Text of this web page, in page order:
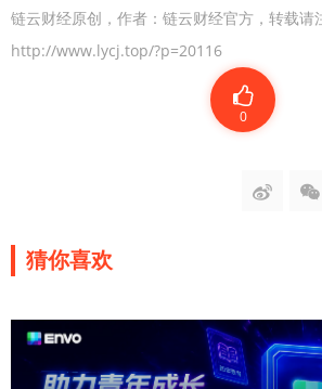
链云财经原创，作者：链云财经官方，转载请
http://www.lycj.top/?p=20116
0
猜你喜欢